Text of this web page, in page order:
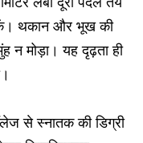
थकान और भूख की
न मोड़ा। यह दृढ़ता ही
से स्नातक की डिग्री